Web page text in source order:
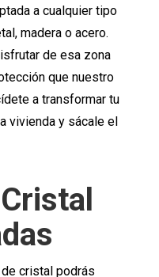
a cualquier tipo
madera o acero.
de esa zona
que nuestro
a transformar tu
vivienda y sácale el
cristal podrás